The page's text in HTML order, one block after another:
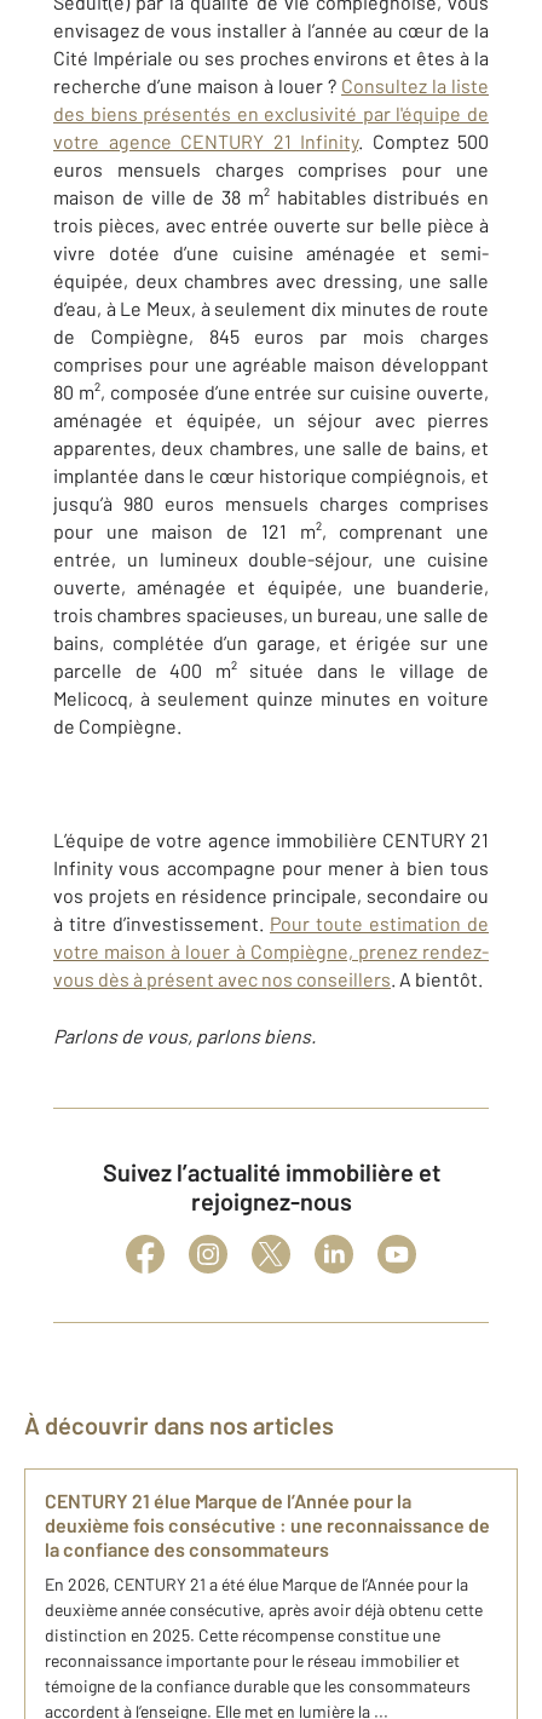
envisagez de vous installer à l’année au cœur de la
Cité Impériale ou ses proches environs et êtes à la
recherche d’une maison à louer ? Consultez la liste
des biens présentés en exclusivité par l'équipe de
votre agence CENTURY 21 Infinity. Comptez 500
euros mensuels charges comprises pour une
maison de ville de 38 m² habitables distribués en
trois pièces, avec entrée ouverte sur belle pièce à
vivre dotée d’une cuisine aménagée et semi-
équipée, deux chambres avec dressing, une salle
d’eau, à Le Meux, à seulement dix minutes de route
de Compiègne, 845 euros par mois charges
comprises pour une agréable maison développant
80 m², composée d’une entrée sur cuisine ouverte,
aménagée et équipée, un séjour avec pierres
apparentes, deux chambres, une salle de bains, et
implantée dans le cœur historique compiégnois, et
jusqu’à 980 euros mensuels charges comprises
pour une maison de 121 m², comprenant une
entrée, un lumineux double-séjour, une cuisine
ouverte, aménagée et équipée, une buanderie,
trois chambres spacieuses, un bureau, une salle de
bains, complétée d’un garage, et érigée sur une
parcelle de 400 m² située dans le village de
Melicocq, à seulement quinze minutes en voiture
de Compiègne.
L’équipe de votre agence immobilière CENTURY 21
Infinity vous accompagne pour mener à bien tous
vos projets en résidence principale, secondaire ou
à titre d’investissement. Pour toute estimation de
votre maison à louer à Compiègne, prenez rendez-
vous dès à présent avec nos conseillers. A bientôt.
Parlons de vous, parlons biens.
Suivez l’actualité immobilière et
rejoignez-nous
À découvrir dans nos articles
CENTURY 21 élue Marque de l’Année pour la
deuxième fois consécutive : une reconnaissance de
la confiance des consommateurs
En 2026, CENTURY 21 a été élue Marque de l’Année pour la
deuxième année consécutive, après avoir déjà obtenu cette
distinction en 2025. Cette récompense constitue une
reconnaissance importante pour le réseau immobilier et
témoigne de la confiance durable que les consommateurs
accordent à l’enseigne. Elle met en lumière la ...